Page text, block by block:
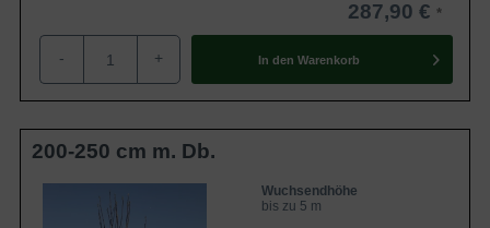
287,90 €
- + In den Warenkorb
200-250 cm m. Db.
Wuchsendhöhe
bis zu 5 m